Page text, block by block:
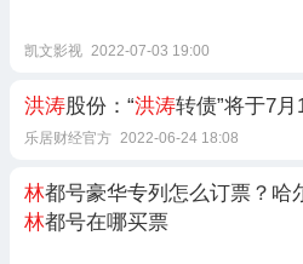
凯文影视 2022-07-03 19:00
洪涛股份：“洪涛转债”将于7
乐居财经官方 2022-06-24 18:08
林都号豪华专列怎么订票？哈
林都号在哪买票